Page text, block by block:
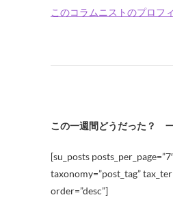
このコラムニストのプロフ
この一週間どうだった？
[su_posts
taxonomy=”post_tag”
order=”desc”]